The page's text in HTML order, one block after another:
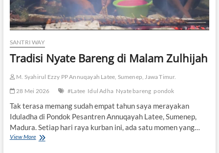
SANTRI WAY
Tradisi Nyate Bareng di Malam Zulhijah
M. Syahirul Ezzy PP Annuqayah Latee, Sumenep, Jawa Timur.
28 Mei 2026
#Latee Idul Adha Nyate bareng pondok
Tak terasa memang sudah empat tahun saya merayakan
Iduladha di Pondok Pesantren Annuqayah Latee, Sumenep,
Madura. Setiap hari raya kurban ini, ada satu momen yang…
View MoreT